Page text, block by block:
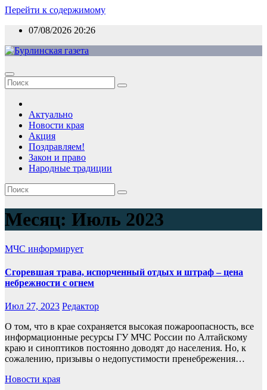
Перейти к содержимому
07/08/2026 20:26
Актуально
Новости края
Акция
Поздравляем!
Закон и право
Народные традиции
Месяц: Июль 2023
МЧС информирует
Сгоревшая трава, испорченный отдых и штраф – цена
небрежности с огнем
Июл 27, 2023 Редактор
О том, что в крае сохраняется высокая пожароопасность, все
информационные ресурсы ГУ МЧС России по Алтайскому
краю и синоптиков постоянно доводят до населения. Но, к
сожалению, призывы о недопустимости пренебрежения…
Новости края